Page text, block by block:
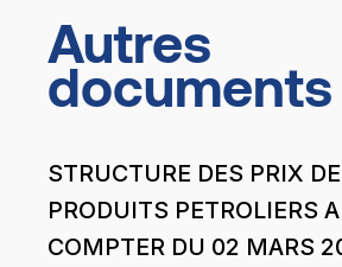
Autres
documents
STRUCTURE DES PRIX
PRODUITS PETROLIERS A
COMPTER DU 02 MARS